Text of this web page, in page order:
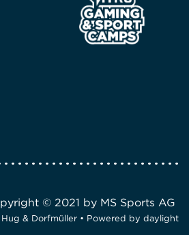
© 2021 by MS Sports AG
Hug & Dorfmüller • Powered by daylight